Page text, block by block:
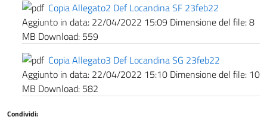
Copia Allegato2 Def Locandina SF 23feb22
Aggiunto in data: 22/04/2022 15:09 Dimensione del file:8
MB Download: 559
Copia Allegato3 Def Locandina SG 23feb22
Aggiunto in data: 22/04/2022 15:10 Dimensione del file: 10
MB Download: 582
Condividi: